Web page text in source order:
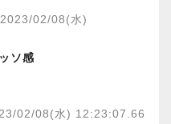
2023/02/08(水)
ソ感
02/08(水) 12:23:07.66